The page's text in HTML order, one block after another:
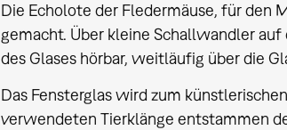
Die Echolote der Fledermäuse, für den
gemacht. Über kleine Schallwandler
des Glases hörbar, weitläufig über die
Das Fensterglas wird zum
verwendeten Tierklänge entstammen